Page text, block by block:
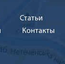
Cтатьи
Контакты